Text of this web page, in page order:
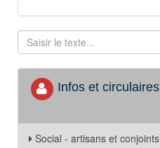
Infos et circulaires
Social - artisans et conjoints